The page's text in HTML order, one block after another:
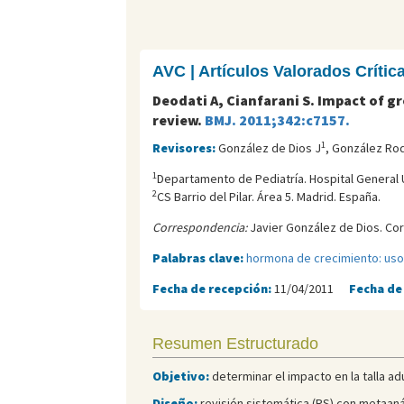
AVC | Artículos Valorados
Deodati A, Cianfarani S. Impact
review. BMJ. 2011;342:c7157.
Revisores:González de Dios J1, González
1Departamento de Pediatría. Hospital General
2CS Barrio del Pilar. Área 5. Madrid. España.
Correspondencia:Javier González de Dios.
Palabras clave:hormona de crecimiento:
Fecha de recepción:11/04/2011 Fecha
Resumen Estructurado
Objetivo:determinar el impacto en la talla